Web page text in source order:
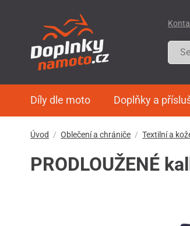
Díly dle moto Doplňky a
Úvod Oblečení a chrániče Textilní a
PRODLOUŽENÉ